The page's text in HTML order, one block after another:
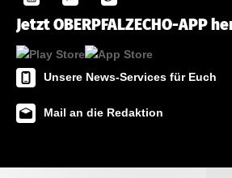
Jetzt OBERPFALZECHO-APP
Unsere News-Services für Euch
Mail an die Redaktion